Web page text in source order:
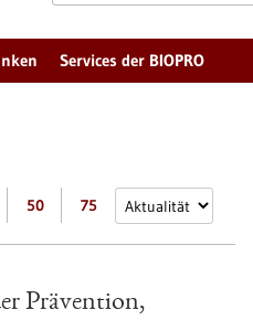
Services der BIOPRO
50 75
Prävention,